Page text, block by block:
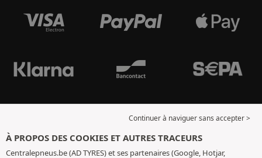
Continuer à naviguer sans accepter >
À PROPOS DES COOKIES ET AUTRES TRACEURS
Centralepneus.be (AD TYRES) et ses partenaires (Google, Hotjar,